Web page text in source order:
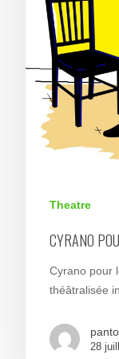
Theatre
CYRANO
Cyrano pour
théâtralisée
28